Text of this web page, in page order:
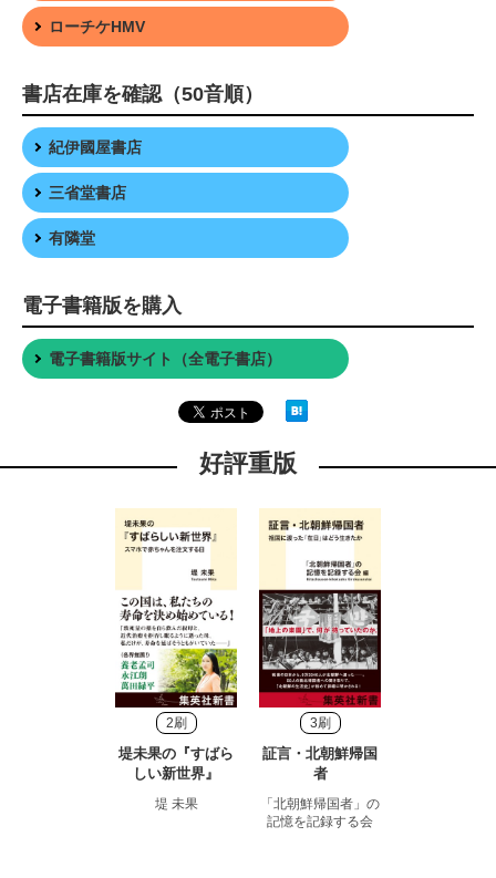
ローチケHMV
書店在庫を確認（50音順）
紀伊國屋書店
三省堂書店
有隣堂
電子書籍版を購入
電子書籍版サイト（全電子書店）
好評重版
2刷
堤未果の『すばら
しい新世界』
堤 未果
3刷
証言・北朝鮮帰国
者
「北朝鮮帰国者」の
記憶を記録する会